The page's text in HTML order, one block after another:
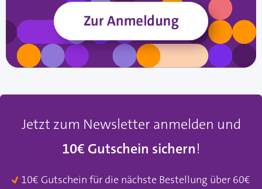
Jetzt zum Newsletter anmelden und
10€ Gutschein sichern!
10€ Gutschein für die nächste Bestellung über 60€